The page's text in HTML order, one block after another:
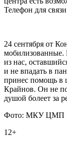
Телефон для
24 сентября от
мобилизованные.
из нас,
и не впадать в
принес помощь в
Крайнов. Он не
душой болеет за
Фото: МКУ ЦМП
12+